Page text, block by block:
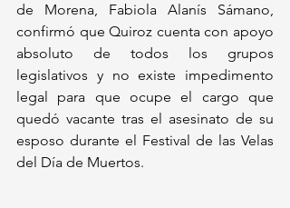
de Morena, Fabiola Alanís Sámano,
confirmó que Quiroz cuenta con apoyo
absoluto de todos los grupos
legislativos y no existe impedimento
legal para que ocupe el cargo que
quedó vacante tras el asesinato de su
esposo durante el Festival de las Velas
del Día de Muertos.